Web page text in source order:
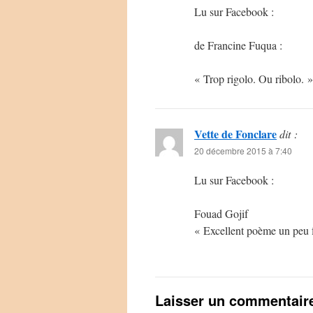
Lu sur Facebook :
de Francine Fuqua :
« Trop rigolo. Ou ribolo. »
Vette de Fonclaredit :
20 décembre 2015 à 7:40
Lu sur Facebook :
Fouad Gojif
« Excellent poème un
Laisser un